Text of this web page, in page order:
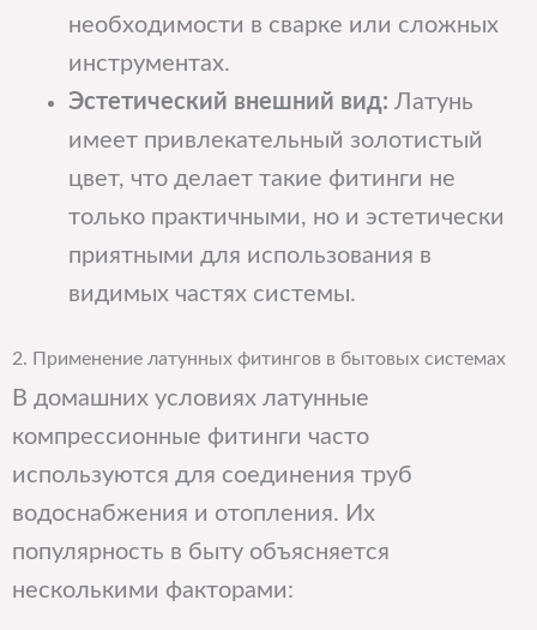
необходимости в сварке или сложных
инструментах.
Эстетический внешний вид: Латунь
имеет привлекательный золотистый
цвет, что делает такие фитинги не
только практичными, но и эстетически
приятными для использования в
видимых частях системы.
2. Применение латунных фитингов в бытовых системах
В домашних условиях латунные
компрессионные фитинги часто
используются для соединения труб
водоснабжения и отопления. Их
популярность в быту объясняется
несколькими факторами: